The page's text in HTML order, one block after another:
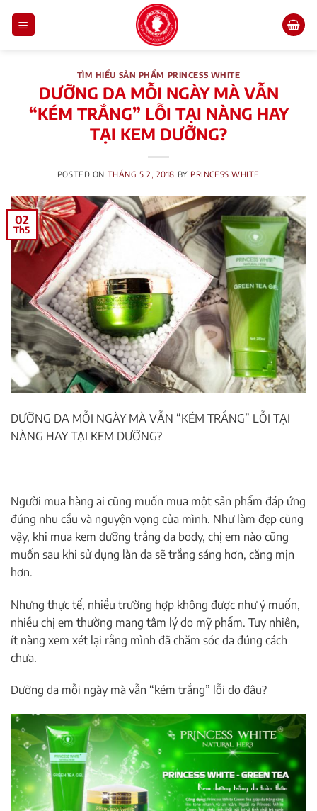
TÌM HIỂU SẢN PHẨM PRINCESS WHITE
DƯỠNG DA MỖI NGÀY MÀ VẪN
“KÉM TRẮNG” LỖI TẠI NÀNG HAY
TẠI KEM DƯỠNG?
POSTED ON THÁNG 5 2, 2018 BY PRINCESS WHITE
02
Th5
DƯỠNG DA MỖI NGÀY MÀ VẪN “KÉM TRẮNG” LỖI TẠI
NÀNG HAY TẠI KEM DƯỠNG?
Người mua hàng ai cũng muốn mua một sản phẩm đáp ứng
đúng nhu cầu và nguyện vọng của mình. Như làm đẹp cũng
vậy, khi mua kem dưỡng trắng da body, chị em nào cũng
muốn sau khi sử dụng làn da sẽ trắng sáng hơn, căng mịn
hơn.
Nhưng thực tế, nhiều trường hợp không được như ý muốn,
nhiều chị em thường mang tâm lý do mỹ phẩm. Tuy nhiên,
ít nàng xem xét lại rằng mình đã chăm sóc da đúng cách
chưa.
Dưỡng da mỗi ngày mà vẫn “kém trắng” lỗi do đâu?